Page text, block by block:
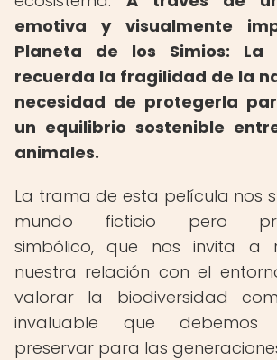
emotiva y visualmente
Planeta de los Simios: La
recuerda la fragilidad de la
necesidad de protegerla
un equilibrio sostenible
animales.
La trama de esta película nos
mundo ficticio pero
simbólico, que nos invita a
nuestra relación con el
valorar la biodiversidad
invaluable que
preservar para las